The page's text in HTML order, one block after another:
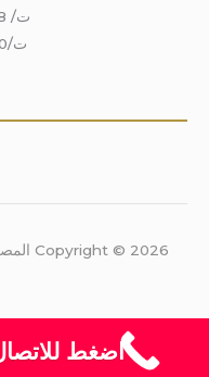
ت/ 01033680968
ت/01033805570
اضغط